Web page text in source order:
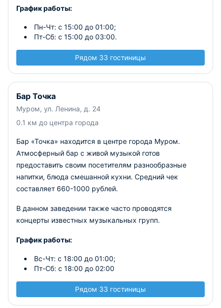
График работы:
Пн-Чт: с 15:00 до 01:00;
Пт-Сб: с 15:00 до 03:00.
Рядом 33 гостиницы
Бар Точка
Муром, ул. Ленина, д. 24
0.1 км до центра города
Бар «Точка» находится в центре города Муром.
Атмосферный бар с живой музыкой готов
предоставить своим посетителям разнообразные
напитки, блюда смешанной кухни. Средний чек
составляет 660-1000 рублей.
В данном заведении также часто проводятся
концерты известных музыкальных групп.
График работы:
Вс-Чт: с 18:00 до 01:00;
Пт-Сб: с 18:00 до 02:00
Рядом 33 гостиницы